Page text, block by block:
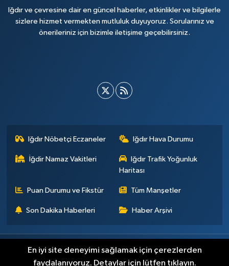
Iğdır ve çevresine dair en güncel haberler, etkinlikler ve bilgilerle
sizlere hizmet vermekten mutluluk duyuyoruz. Sorularınız ve
önerileriniz için bizimle iletişime geçebilirsiniz.
Iğdır Nöbetçi Eczaneler Iğdır Hava Durumu
İğdir Namaz Vakitleri
Iğdır Trafik Yoğunluk
Haritası
Puan Durumu ve Fikstür Tüm Manşetler
Son Dakika Haberleri Haber Arşivi
Künye İletişim Çerez Politikası Gizlilik ilkeleri
En iyi site deneyimi sağlamak için çerezlerden
faydalanıyoruz. Detaylar için lütfen tıklayın.